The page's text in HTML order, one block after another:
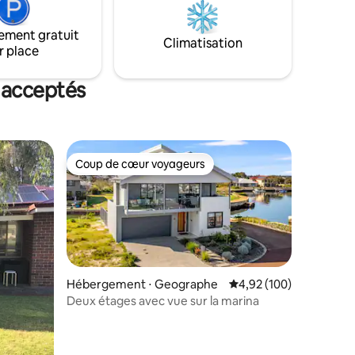
gratuit
place
Climatisation
: 4,6 sur 5
appréciés Coup de cœur voyageurs
Coup de cœur voyageurs
Hébergement ⋅ Geographe Évaluation moyenne
4,92 (100)
Deux étages avec vue sur la marina